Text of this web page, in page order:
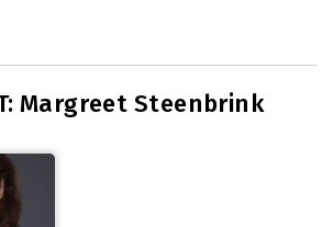
Margreet Steenbrink